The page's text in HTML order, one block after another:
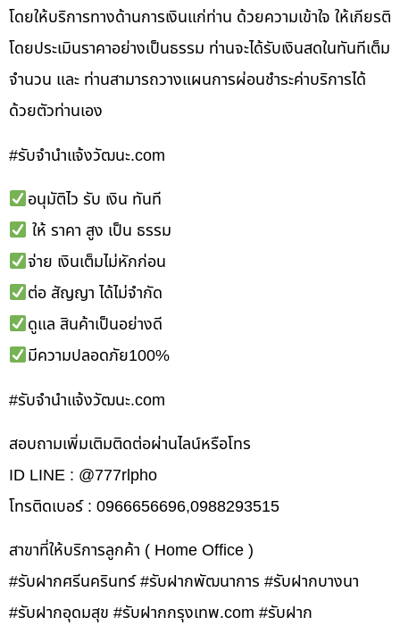
โดยให้บริการทางด้านการเงินแก่ท่าน ด้วยความเข้าใจ ให้เกียรติ
โดยประเมินราคาอย่างเป็นธรรม ท่านจะได้รับเงินสดในทันทีเต็ม
จำนวน และ ท่านสามารถวางแผนการผ่อนชำระค่าบริการได้
ด้วยตัวท่านเอง
#รับจํานําแจ้งวัฒนะ.com
อนุมัติไว รับ เงิน ทันที
ให้ ราคา สูง เป็น ธรรม
จ่าย เงินเต็มไม่หักก่อน
ต่อ สัญญา ได้ไม่จำกัด
ดูแล สินค้าเป็นอย่างดี
มีความปลอดภัย100%
#รับจํานําแจ้งวัฒนะ.com
สอบถามเพิ่มเติมติดต่อผ่านไลน์หรือโทร
ID LINE : @777rlpho
โทรติดเบอร์ : 0966656696,0988293515
สาขาที่ให้บริการลูกค้า ( Home Office )
#รับฝากศรีนครินทร์ #รับฝากพัฒนาการ #รับฝากบางนา
#รับฝากอุดมสุข #รับฝากกรุงเทพ.com #รับฝาก